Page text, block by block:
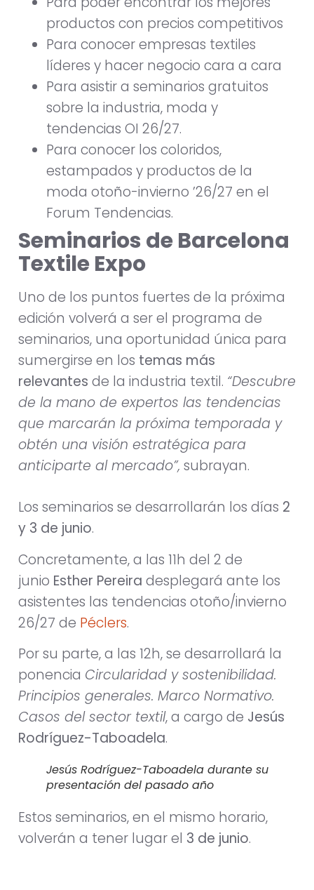
productos con precios competitivos
Para conocer empresas textiles
líderes y hacer negocio cara a cara
Para asistir a seminarios gratuitos
sobre la industria, moda y
tendencias OI 26/27.
Para conocer los coloridos,
estampados y productos de la
moda otoño-invierno ’26/27 en el
Forum Tendencias.
Seminarios de Barcelona
Textile Expo
Uno de los puntos fuertes de la próxima
edición volverá a ser el programa de
seminarios, una oportunidad única para
sumergirse en los temas más
relevantes de la industria textil. “Descubre
de la mano de expertos las tendencias
que marcarán la próxima temporada y
obtén una visión estratégica para
anticiparte al mercado”, subrayan.
Los seminarios se desarrollarán los días 2
y 3 de junio.
Concretamente, a las 11h del 2 de
junio Esther Pereira desplegará ante los
asistentes las tendencias otoño/invierno
26/27 de Péclers.
Por su parte, a las 12h, se desarrollará la
ponencia Circularidad y sostenibilidad.
Principios generales. Marco Normativo.
Casos del sector textil, a cargo de Jesús
Rodríguez-Taboadela.
Jesús Rodríguez-Taboadela durante su
presentación del pasado año
Estos seminarios, en el mismo horario,
volverán a tener lugar el 3 de junio.